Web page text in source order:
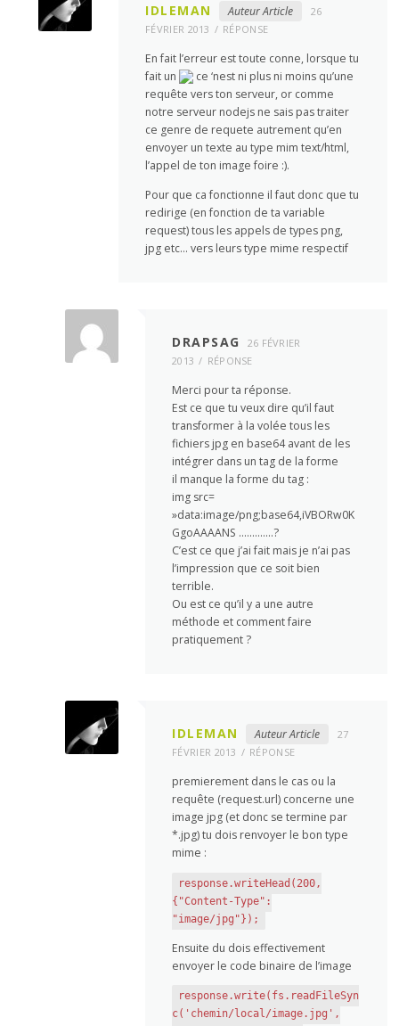
IDLEMAN Auteur Article
26
FÉVRIER 2013
RÉPONSE
En fait l’erreur est toute conne, lorsque tu
fait un
ce ‘nest ni plus ni moins qu’une
requête vers ton serveur, or comme
notre serveur nodejs ne sais pas traiter
ce genre de requete autrement qu’en
envoyer un texte au type mim text/html,
l’appel de ton image foire :).
Pour que ca fonctionne il faut donc que tu
redirige (en fonction de ta variable
request) tous les appels de types png,
jpg etc… vers leurs type mime respectif
DRAPSAG
26 FÉVRIER
2013
RÉPONSE
Merci pour ta réponse.
Est ce que tu veux dire qu’il faut
transformer à la volée tous les
fichiers jpg en base64 avant de les
intégrer dans un tag de la forme
il manque la forme du tag :
img src=
»data:image/png;base64,iVBORw0K
GgoAAAANS ………….?
C’est ce que j’ai fait mais je n’ai pas
l’impression que ce soit bien
terrible.
Ou est ce qu’il y a une autre
méthode et comment faire
pratiquement ?
IDLEMAN Auteur Article
27
FÉVRIER 2013
RÉPONSE
premierement dans le cas ou la
requête (request.url) concerne une
image jpg (et donc se termine par
*.jpg) tu dois renvoyer le bon type
mime :
response.writeHead(200,
{"Content-Type":
"image/jpg"});
Ensuite du dois effectivement
envoyer le code binaire de l’image
response.write(fs.readFileSyn
c('chemin/local/image.jpg',